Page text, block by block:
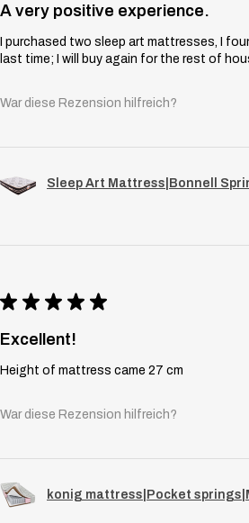
A very positive experience.
I purchased two sleep art mattresses, I
last time; I will buy again for the rest of
War diese Rezension hilfreich?
Sleep Art Mattress|Bonnell
★ ★ ★ ★ ★
Excellent!
Height of mattress came 27 cm
War diese Rezension hilfreich?
konig mattress|Pocket